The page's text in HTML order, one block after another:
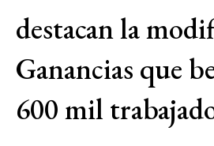
destacan la
Ganancias que
600 mil